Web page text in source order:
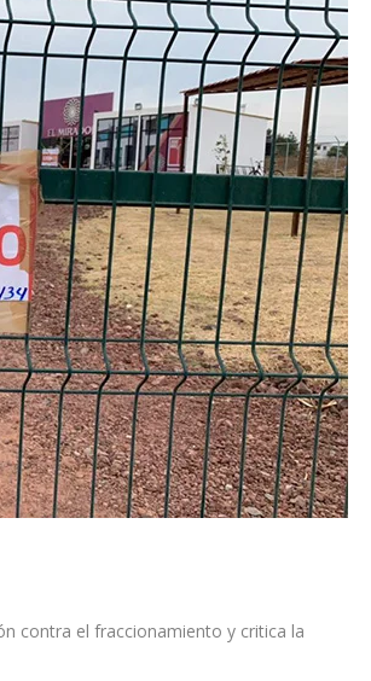
contra el fraccionamiento y critica la